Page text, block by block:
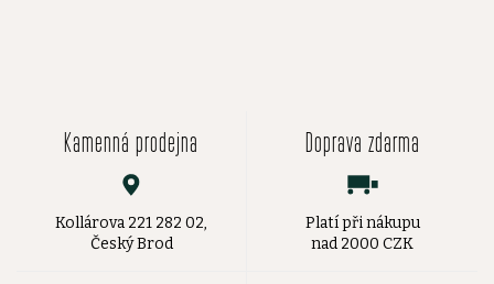
Kamenná prodejna
Kollárova 221 282 02,
Český Brod
Doprava zdarma
Platí při nákupu
nad 2000 CZK